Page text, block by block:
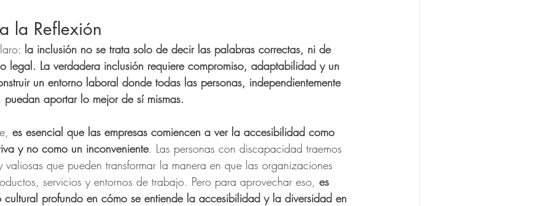
la Reflexión
la inclusión no se trata solo de decir las palabras correctas, ni de
legal. La verdadera inclusión requiere compromiso, adaptabilidad y un
un entorno laboral donde todas las personas, independientemente
aportar lo mejor de sí mismas.
es esencial que las empresas comiencen a ver la accesibilidad como
y no como un inconveniente. Las personas con discapacidad traemos
valiosas que pueden transformar la manera en que las organizaciones
servicios y entornos de trabajo. Pero para aprovechar eso, es
cultural profundo en cómo se entiende la accesibilidad y la diversidad en